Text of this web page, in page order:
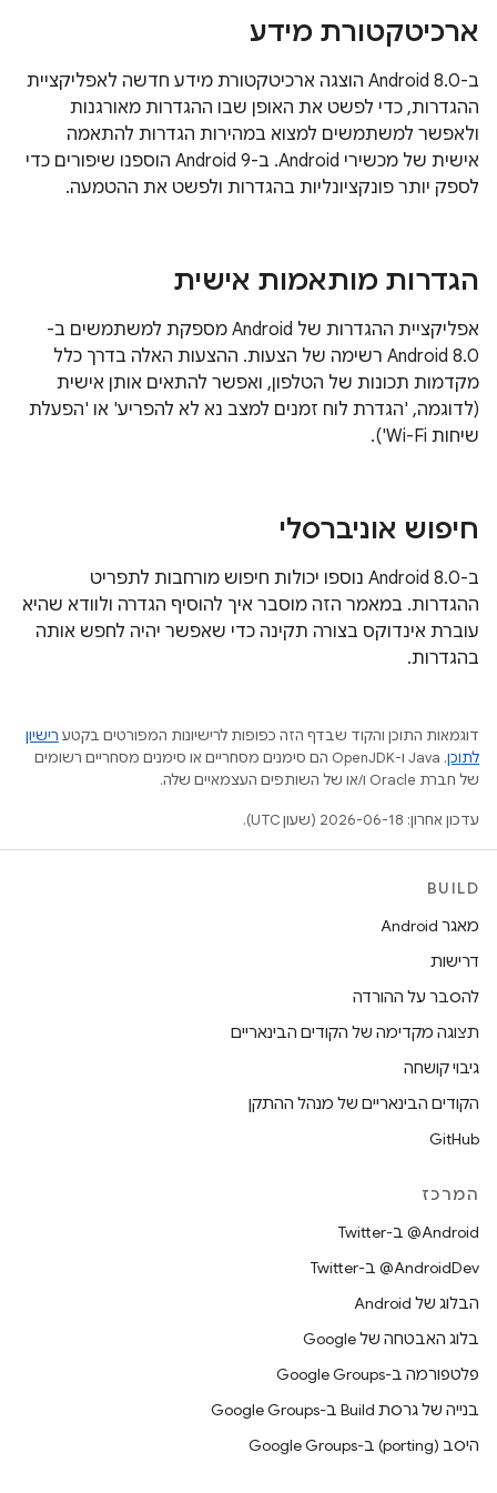
ארכיטקטורת מידע
ב-Android 8.0 הוצגה ארכיטקטורת מידע חדשה לאפליקציית
ההגדרות, כדי לפשט את האופן שבו ההגדרות מאורגנות
ולאפשר למשתמשים למצוא במהירות הגדרות להתאמה
אישית של מכשירי Android. ב-Android 9 הוספנו שיפורים כדי
לספק יותר פונקציונליות בהגדרות ולפשט את ההטמעה.
הגדרות מותאמות אישית
אפליקציית ההגדרות של Android מספקת למשתמשים ב-
Android 8.0 רשימה של הצעות. ההצעות האלה בדרך כלל
מקדמות תכונות של הטלפון, ואפשר להתאים אותן אישית
(לדוגמה, 'הגדרת לוח זמנים למצב נא לא להפריע' או 'הפעלת
שיחות Wi-Fi').
חיפוש אוניברסלי
ב-Android 8.0 נוספו יכולות חיפוש מורחבות לתפריט
ההגדרות. במאמר הזה מוסבר איך להוסיף הגדרה ולוודא שהיא
עוברת אינדוקס בצורה תקינה כדי שאפשר יהיה לחפש אותה
בהגדרות.
דוגמאות התוכן והקוד שבדף הזה כפופות לרישיונות המפורטים בקטע רישיון
לתוכן
.‏ Java ו-OpenJDK הם סימנים מסחריים או סימנים מסחריים רשומים
של חברת Oracle ו/או של השותפים העצמאיים שלה.
עדכון אחרון: 2026-06-18 (שעון UTC).
BUILD
מאגר Android
דרישות
להסבר על ההורדה
תצוגה מקדימה של הקודים הבינאריים
גיבוי קושחה
הקודים הבינאריים של מנהל ההתקן
GitHub
המרכז
‎@Android ב-Twitter
‎@AndroidDev ב-Twitter
הבלוג של Android
בלוג האבטחה של Google
פלטפורמה ב-Google Groups
בנייה של גרסת Build ב-Google Groups
היסב (porting) ב-Google Groups